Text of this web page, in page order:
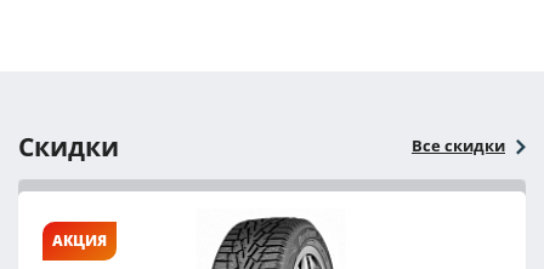
Скидки Все скидки
АКЦИЯ